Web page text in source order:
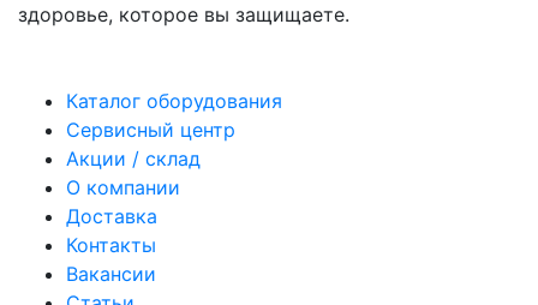
здоровье, которое вы защищаете.
Каталог оборудования
Сервисный центр
Акции / склад
О компании
Доставка
Контакты
Вакансии